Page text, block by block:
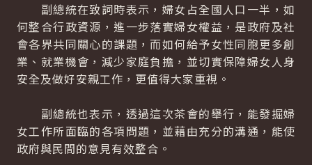
副總統在致詞時表示，婦女占全國人口一半，如
何整合行政資源，進一步落實婦女權益，是政府及社
會各界共同關心的課題，而如何給予女性同胞更多創
業、就業機會，減少家庭負擔，並切實保障婦女人身
安全及做好安親工作，更值得大家重視。
副總統也表示，透過這次茶會的舉行，能發掘婦
女工作所面臨的各項問題，並藉由充分的溝通，能使
政府與民間的意見有效整合。